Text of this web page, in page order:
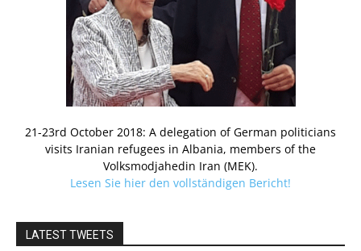
21-23rd October 2018: A delegation of German politicians
visits Iranian refugees in Albania, members of the
Volksmodjahedin Iran (MEK).
Lesen Sie hier den vollständigen Bericht!
LATEST TWEETS